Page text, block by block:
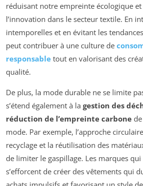
réduisant notre empreinte écologique
l’innovation dans le secteur textile. En
intemporelles et en évitant les
peut contribuer à une culture de
responsable tout en valorisant des
qualité.
De plus, la mode durable ne se limite
s’étend également à la gestion des
réduction de l’empreinte carbone
mode. Par exemple, l’approche
recyclage et la réutilisation des
de limiter le gaspillage. Les marques
s’efforcent de créer des vêtements qui